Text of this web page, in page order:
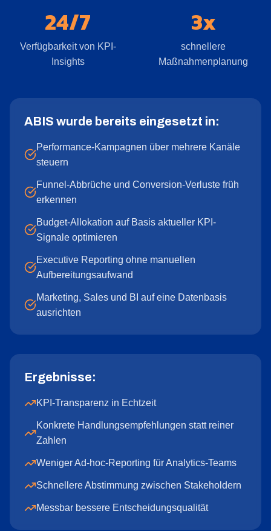
24/7
Verfügbarkeit von KPI-
Insights
3x
schnellere
Maßnahmenplanung
ABIS wurde bereits eingesetzt in:
Performance-Kampagnen über mehrere Kanäle
steuern
Funnel-Abbrüche und Conversion-Verluste früh
erkennen
Budget-Allokation auf Basis aktueller KPI-
Signale optimieren
Executive Reporting ohne manuellen
Aufbereitungsaufwand
Marketing, Sales und BI auf eine Datenbasis
ausrichten
Ergebnisse:
KPI-Transparenz in Echtzeit
Konkrete Handlungsempfehlungen statt reiner
Zahlen
Weniger Ad-hoc-Reporting für Analytics-Teams
Schnellere Abstimmung zwischen Stakeholdern
Messbar bessere Entscheidungsqualität